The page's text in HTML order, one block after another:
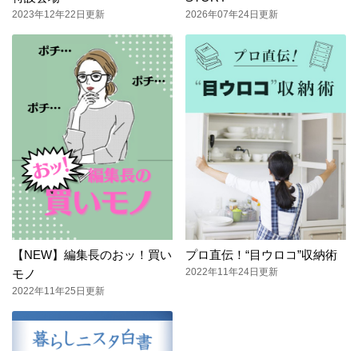
2023年12年22日更新 2026年07年24日更新
【NEW】編集長のおッ！買い
モノ
2022年11年25日更新
プロ直伝！“目ウロコ”収納術
2022年11年24日更新